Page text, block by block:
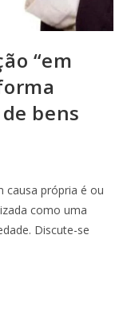
“em
bens
causa própria é ou
como uma
Discute-se